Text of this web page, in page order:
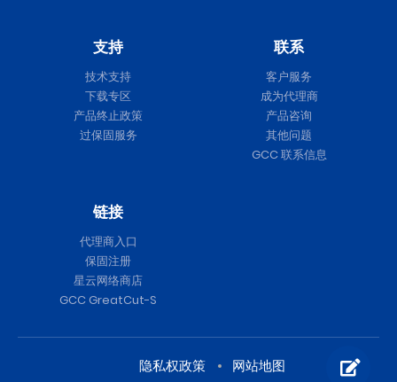
支持
技术支持
下载专区
产品终止政策
过保固服务
联系
客户服务
成为代理商
产品咨询
其他问题
GCC 联系信息
链接
代理商入口
保固注册
星云网络商店
GCC GreatCut-S
隐私权政策 网站地图